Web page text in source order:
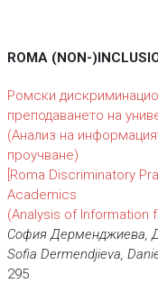
ROMA (NON-
Ромски
преподаването на
(Анализ на
проучване)
[Roma Discriminatory
Academics
(Analysis of Information
София Дерменджиева,
Sofia Dermendjieva,
295